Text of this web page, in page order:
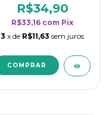
rendimento da
categoria - Neutro
R$34,90
R$33,16 com Pix
3 x de R$11,63 sem juros